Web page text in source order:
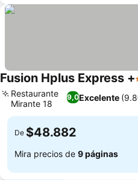
Fusion Hplus Express +
9,0Excelente
Restaurante
Mirante 18
De $48.882
Mira precios de 9 páginas